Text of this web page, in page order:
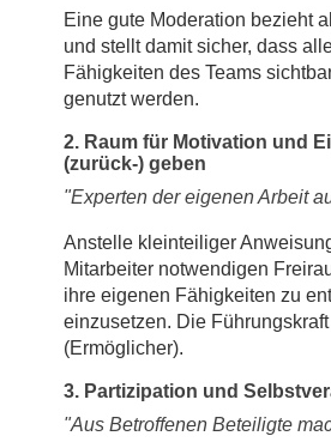
Eine gute Moderation bezieht
und stellt damit sicher, dass
Fähigkeiten des Teams
genutzt werden.
2. Raum für Motivation und
(zurück-) geben
"Experten der eigenen Arbeit
Anstelle kleinteiliger
Mitarbeiter notwendigen
ihre eigenen Fähigkeiten zu
einzusetzen. Die
(Ermöglicher).
3. Partizipation und
"Aus Betroffenen Beteiligte